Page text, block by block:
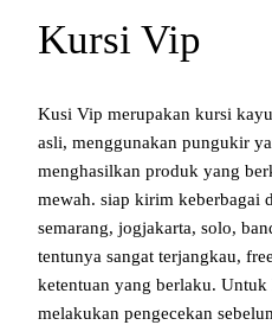
Kursi Vip
Kusi Vip merupakan kursi
asli, menggunakan pungukir
menghasilkan produk yang
mewah. siap kirim keberbagai
semarang, jogjakarta, solo,
tentunya sangat terjangkau,
ketentuan yang berlaku.
melakukan pengecekan